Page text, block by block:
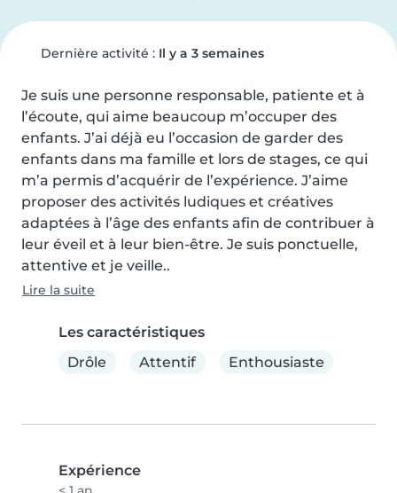
Dernière activité : Il y a 3 semaines
Je suis une personne responsable, patiente et à
l’écoute, qui aime beaucoup m’occuper des
enfants. J’ai déjà eu l’occasion de garder des
enfants dans ma famille et lors de stages, ce qui
m’a permis d’acquérir de l’expérience. J’aime
proposer des activités ludiques et créatives
adaptées à l’âge des enfants afin de contribuer à
leur éveil et à leur bien-être. Je suis ponctuelle,
attentive et je veille..
Lire la suite
Les caractéristiques
Drôle
Attentif Enthousiaste
Expérience